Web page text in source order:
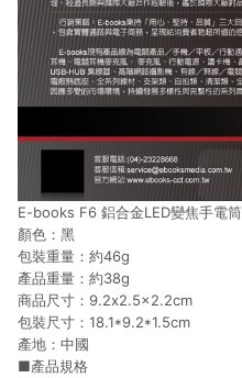
E-books F6 鋁合金LED變焦手電筒
顏色：黑
包裝重量：約46g
產品重量：約38g
商品尺寸：9.2x2.5x2.2cm
包裝尺寸：18.1*9.2*1.5cm
產地：中國
■產品規格